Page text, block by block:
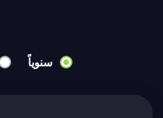
سنوياً